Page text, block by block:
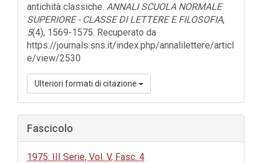
antichità classiche. ANNALI SCUOLA NORMALE
SUPERIORE - CLASSE DI LETTERE E FILOSOFIA,
5(4), 1569-1575. Recuperato da
https://journals.sns.it/index.php/annalilettere/articl
e/view/2530
Ulteriori formati di citazione
Fascicolo
1975: III Serie, Vol. V, Fasc. 4